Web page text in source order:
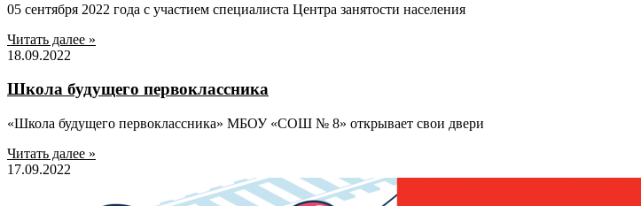
05 сентября 2022 года с участием специалиста Центра занятости населения
Читать далее »
18.09.2022
Школа будущего первоклассника
«Школа будущего первоклассника» МБОУ «СОШ № 8» открывает свои двери
Читать далее »
17.09.2022